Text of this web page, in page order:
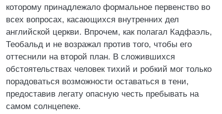
которому принадлежало формальное первенство во
всех вопросах, касающихся внутренних дел
английской церкви. Впрочем, как полагал Кадфаэль,
Теобальд и не возражал против того, чтобы его
оттеснили на второй план. В сложившихся
обстоятельствах человек тихий и робкий мог только
порадоваться возможности оставаться в тени,
предоставив легату опасную честь пребывать на
самом солнцепеке.